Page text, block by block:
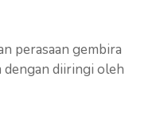
perasaan gembira
dengan diiringi oleh